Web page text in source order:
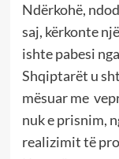
Ndërkohë,
saj, kërkonte
ishte pabesi
Shqiptarët u
mësuar me
nuk e prisnim,
realizimit të